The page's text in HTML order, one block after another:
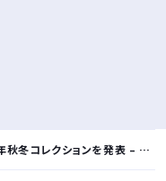
で織り上げたウールなど手仕事の美しさを現代的に昇華